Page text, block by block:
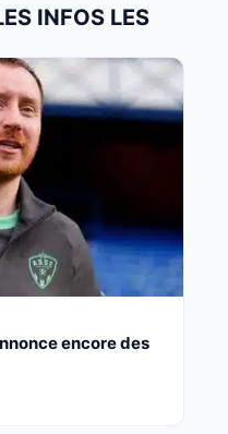
INFOS LES
encore des